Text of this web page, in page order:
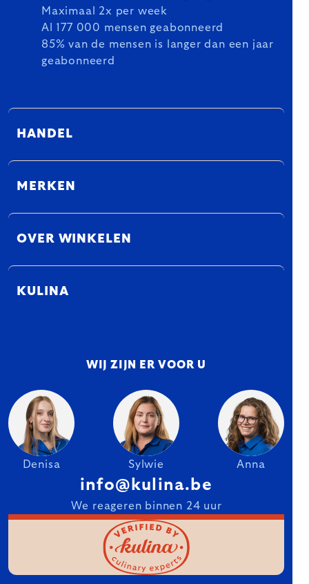
Maximaal 2x per week
Al 177 000 mensen geabonneerd
85% van de mensen is langer dan een jaar
geabonneerd
HANDEL
MERKEN
OVER WINKELEN
KULINA
WIJ ZIJN ER VOOR U
Denisa Sylwie Anna
info@kulina.be
We reageren binnen 24 uur